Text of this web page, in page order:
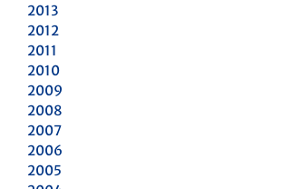
2013
2012
2011
2010
2009
2008
2007
2006
2005